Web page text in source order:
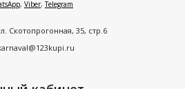
, Viber,Telegram
Скотопрогонная, 35, стр.6